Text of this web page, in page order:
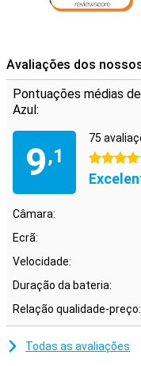
Avaliações dos
Pontuações médias
Azul:
9,1
75
4.5
Câmara:
Ecrã:
Velocidade:
Duração da bateria:
Relação qualidade-preço:
Todas as avaliações